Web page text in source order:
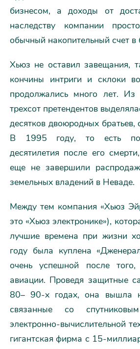
бизнесом, а доходы от
наследству компании
обычный накопительный счет в
Хьюз не оставил завещания,
кончины интриги и склоки
продолжались много лет. Из
трехсот претендентов
десятков двоюродных братьев,
В 1995 году, то есть
десятилетия после его
еще не завершили
земельных владений в Неваде.
Между тем компания «Хьюз
это «Хьюз электронике»),
лучшие времена при жизни
году была куплена
очень успешной после
авиации. Проведя защитные
80– 90-х годах, она вышла
связанные со
электронно-вычислительной
гигантская фирма с 15-